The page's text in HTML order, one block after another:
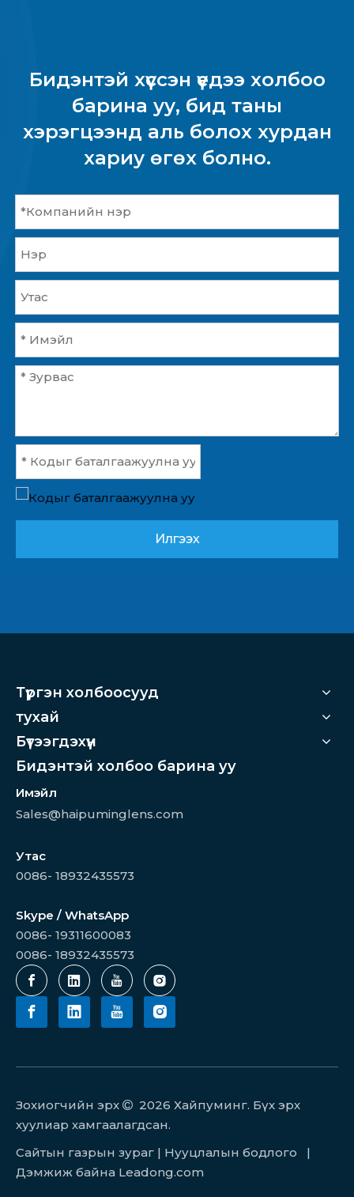
Бидэнтэй хүссэн үедээ холбоо
барина уу, бид таны
хэрэгцээнд аль болох хурдан
хариу өгөх болно.
Илгээх
Түргэн холбоосууд
тухай
Бүтээгдэхүүн
Бидэнтэй холбоо барина уу
Имэйл
Sales@haipuminglens.com
Утас
0086- 18932435573
Skype / WhatsApp
0086- 19311600083
0086- 18932435573
Зохиогчийн эрх  2026 Хайпуминг. Бүх эрх
хуулиар хамгаалагдсан.
Сайтын газрын зураг | Нууцлалын бодлого
|
Дэмжиж байна Leadong.com